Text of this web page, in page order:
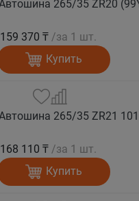
159 370 ₸ /за 1 шт.
Купить
168 110 ₸ /за 1 шт.
Купить